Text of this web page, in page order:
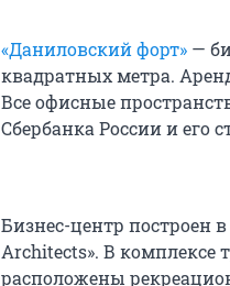
«Даниловский форт» —
квадратных метра.
Все офисные
Сбербанка России и его
Бизнес-центр построен
Architects». В комплексе
расположены